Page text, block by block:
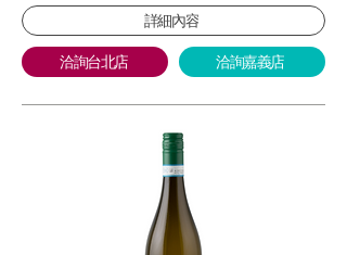
詳細內容
洽詢台北店 洽詢嘉義店